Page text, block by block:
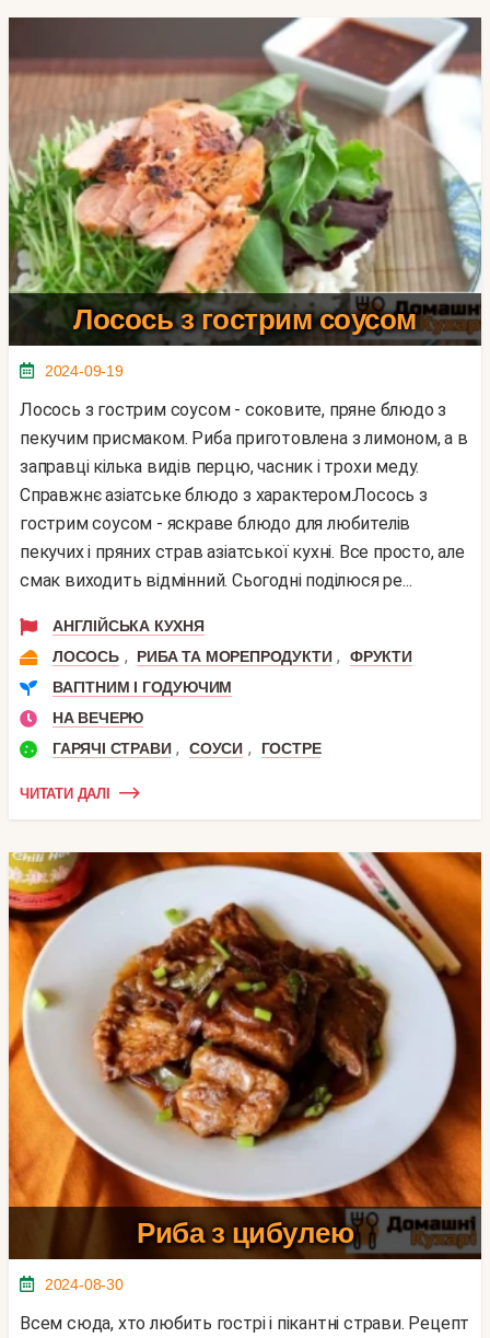
Лосось з гострим соусом
2024-09-19
Лосось з гострим соусом - соковите, пряне блюдо з
пекучим присмаком. Риба приготовлена ​​з лимоном, а в
заправці кілька видів перцю, часник і трохи меду.
Справжнє азіатське блюдо з характером.Лосось з
гострим соусом - яскраве блюдо для любителів
пекучих і пряних страв азіатської кухні. Все просто, але
смак виходить відмінний. Сьогодні поділюся ре...
АНГЛІЙСЬКА КУХНЯ
ЛОСОСЬ , РИБА ТА МОРЕПРОДУКТИ ,
ФРУКТИ
ВАГІТНИМ І ГОДУЮЧИМ
НА ВЕЧЕРЮ
ГАРЯЧІ СТРАВИ , СОУСИ , ГОСТРЕ
ЧИТАТИ ДАЛІ
Риба з цибулею
2024-08-30
Всем сюда, хто любить гострі і пікантні страви. Рецепт